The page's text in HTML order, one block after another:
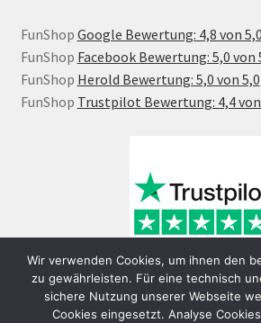
FunShop Google Bewertung: 4,8 von 5,0
FunShop Facebook Bewertung: 5,0 von
FunShop Herold Bewertung: 5,0 von 5,0
FunShop Trustpilot Bewertung: 4,4
Wir verwenden Cookies, um ihnen den
zu gewährleisten. Für eine technisch
sichere Nutzung unserer Webseite
Cookies eingesetzt. Analyse